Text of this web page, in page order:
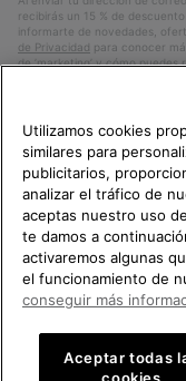
recibirás un 15 % de
informarte de novedades,
de Privacidad para conocer
de ’marketing’ y cómo
España
Política de Privacidad
TE
POR
Utilizamos cookies
similares para
publicitarios,
analizar el tráfico de
aceptas nuestro uso
te damos a
activaremos algunas
el funcionamiento de
conseguir más
Aceptar todas